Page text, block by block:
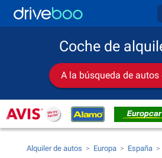
Coche de
A la búsqueda de autos
Alquiler de autos Europa España